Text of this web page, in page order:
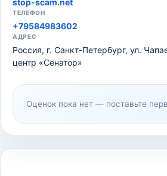
stop-scam.net
ТЕЛЕФОН
+79584983602
АДРЕС
Россия, г. Санкт-Петербург, ул.
центр «Сенатор»
Оценок пока нет — поставьте